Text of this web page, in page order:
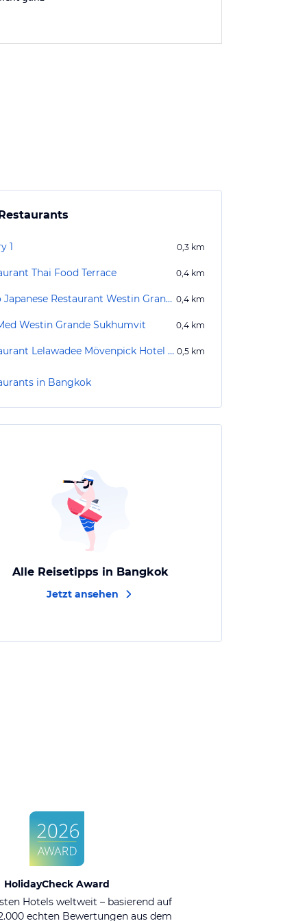
1 0,3 km
Thai Food Terrace 0,4 km
Kisso Japanese Restaurant Westin Grande Sukhumvit 0,4 km
Westin Grande Sukhumvit 0,4 km
Restaurant Lelawadee Mövenpick Hotel Sukhumvit 15 Bangkok 0,5 km
in Bangkok
Alle Reisetipps in Bangkok
Jetzt ansehen
HolidayCheck Award
Hotels weltweit – basierend auf
echten Bewertungen aus dem